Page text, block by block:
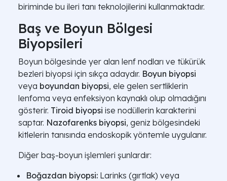
biriminde bu ileri tanı teknolojilerini kullanmaktadır.
Baş ve Boyun Bölgesi
Biyopsileri
Boyun bölgesinde yer alan lenf nodları ve tükürük
bezleri biyopsi için sıkça adaydır. Boyun biyopsi
veya boyundan biyopsi, ele gelen sertliklerin
lenfoma veya enfeksiyon kaynaklı olup olmadığını
gösterir. Tiroid biyopsi ise nodüllerin karakterini
saptar. Nazofarenks biyopsi, geniz bölgesindeki
kitlelerin tanısında endoskopik yöntemle uygulanır.
Diğer baş-boyun işlemleri şunlardır:
Boğazdan biyopsi: Larinks (gırtlak) veya